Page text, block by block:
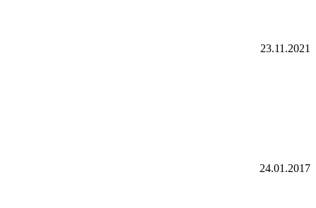
23.11.2021
24.01.2017